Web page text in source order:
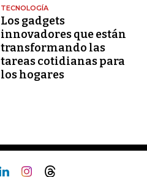
TECNOLOGÍA
Los gadgets
innovadores que están
transformando las
tareas cotidianas para
los hogares